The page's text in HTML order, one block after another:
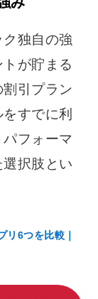
独自の強
が貯まる
引プラン
すでに利
フォーマ
択肢とい
リ6つを比較｜